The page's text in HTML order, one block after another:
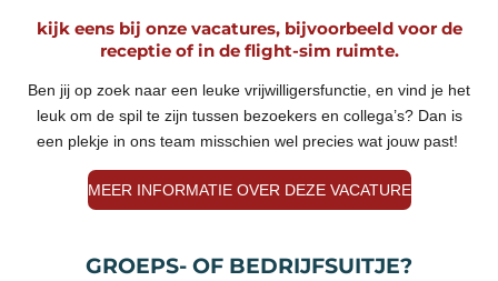
kijk eens bij onze vacatures, bijvoorbeeld voor de
receptie of in de flight-sim ruimte.
Ben jij op zoek naar een leuke vrijwilligersfunctie, en vind je het
leuk om de spil te zijn tussen bezoekers en collega’s? Dan is
een plekje in ons team misschien wel precies wat jouw past!
MEER INFORMATIE OVER DEZE VACATURE
GROEPS- OF BEDRIJFSUITJE?